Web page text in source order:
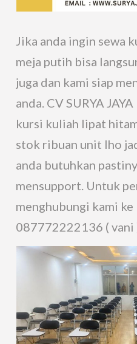
Jika anda ingin sewa
meja putih bisa
juga dan kami siap
anda. CV SURYA
kursi kuliah lipat
stok ribuan unit lho
anda butuhkan
mensupport. Untuk
menghubungi kami
087772222136 ( vani